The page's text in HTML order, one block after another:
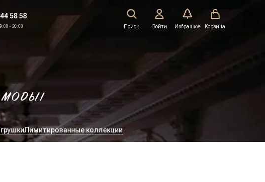
МОДЫ!
58 58
- 20:00 Поиск Войти Избранное Корзина
Лимитированные коллекции